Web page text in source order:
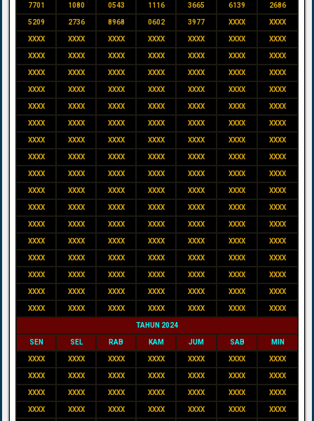
7701 1080 0543 1116 3665 6139 2686
5209 2736 8968 0602 3977 XXXX XXXX
XXXX XXXX XXXX XXXX XXXX XXXX XXXX
XXXX XXXX XXXX XXXX XXXX XXXX XXXX
XXXX XXXX XXXX XXXX XXXX XXXX XXXX
XXXX XXXX XXXX XXXX XXXX XXXX XXXX
XXXX XXXX XXXX XXXX XXXX XXXX XXXX
XXXX XXXX XXXX XXXX XXXX XXXX XXXX
XXXX XXXX XXXX XXXX XXXX XXXX XXXX
XXXX XXXX XXXX XXXX XXXX XXXX XXXX
XXXX XXXX XXXX XXXX XXXX XXXX XXXX
XXXX XXXX XXXX XXXX XXXX XXXX XXXX
XXXX XXXX XXXX XXXX XXXX XXXX XXXX
XXXX XXXX XXXX XXXX XXXX XXXX XXXX
XXXX XXXX XXXX XXXX XXXX XXXX XXXX
XXXX XXXX XXXX XXXX XXXX XXXX XXXX
XXXX XXXX XXXX XXXX XXXX XXXX XXXX
XXXX XXXX XXXX XXXX XXXX XXXX XXXX
XXXX XXXX XXXX XXXX XXXX XXXX XXXX
TAHUN 2024
SEN SEL RAB KAM JUM SAB MIN
XXXX XXXX XXXX XXXX XXXX XXXX XXXX
XXXX XXXX XXXX XXXX XXXX XXXX XXXX
XXXX XXXX XXXX XXXX XXXX XXXX XXXX
XXXX XXXX XXXX XXXX XXXX XXXX XXXX